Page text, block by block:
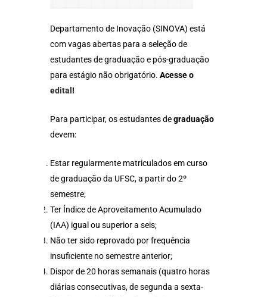
Departamento de Inovação (SINOVA) está
com vagas abertas para a seleção de
estudantes de graduação e pós-graduação
para estágio não obrigatório. Acesse o
edital !
Para participar, os estudantes degraduação
devem:
Estar regularmente matriculados em curso
de graduação da UFSC, a partir do 2º
semestre;
Ter Índice de Aproveitamento Acumulado
(IAA) igual ou superior a seis;
Não ter sido reprovado por frequência
insuficiente no semestre anterior;
Dispor de 20 horas semanais (quatro horas
diárias consecutivas, de segunda a sexta-